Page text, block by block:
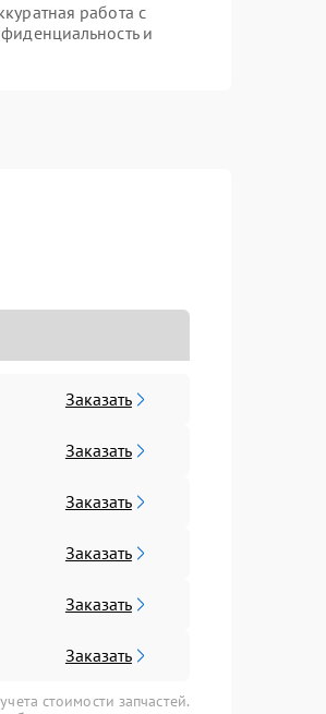
работа с
и
Заказать
Заказать
Заказать
Заказать
Заказать
Заказать
стоимости запчастей.